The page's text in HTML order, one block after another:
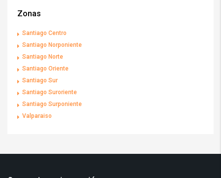
Zonas
Santiago Centro
Santiago Norponiente
Santiago Norte
Santiago Oriente
Santiago Sur
Santiago Suroriente
Santiago Surponiente
Valparaiso